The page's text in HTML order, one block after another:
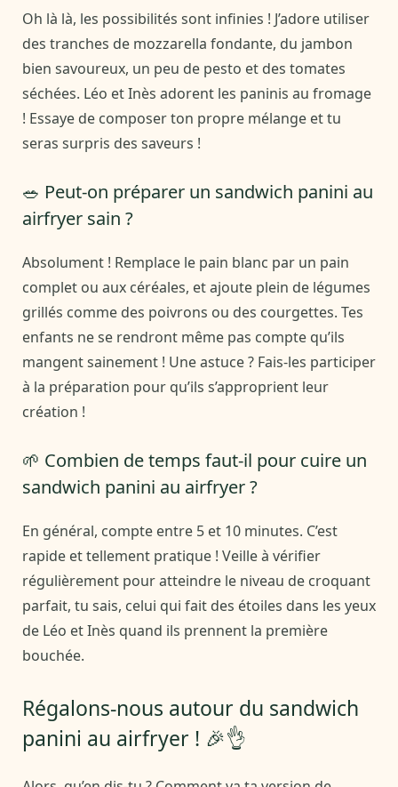
Oh là là, les possibilités sont infinies ! J’adore utiliser
des tranches de mozzarella fondante, du jambon
bien savoureux, un peu de pesto et des tomates
séchées. Léo et Inès adorent les paninis au fromage
! Essaye de composer ton propre mélange et tu
seras surpris des saveurs !
🥗 Peut-on préparer un sandwich panini au
airfryer sain ?
Absolument ! Remplace le pain blanc par un pain
complet ou aux céréales, et ajoute plein de légumes
grillés comme des poivrons ou des courgettes. Tes
enfants ne se rendront même pas compte qu’ils
mangent sainement ! Une astuce ? Fais-les participer
à la préparation pour qu’ils s’approprient leur
création !
🌱 Combien de temps faut-il pour cuire un
sandwich panini au airfryer ?
En général, compte entre 5 et 10 minutes. C’est
rapide et tellement pratique ! Veille à vérifier
régulièrement pour atteindre le niveau de croquant
parfait, tu sais, celui qui fait des étoiles dans les yeux
de Léo et Inès quand ils prennent la première
bouchée.
Régalons-nous autour du sandwich
panini au airfryer ! 🎉👌